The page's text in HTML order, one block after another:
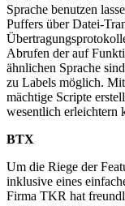
Sprache benutzen
Puffers über Datei-
Abrufen der auf
ähnlichen Sprache
zu Labels möglich.
mächtige Scripte
wesentlich erleichtern
BTX
Um die Riege der
inklusive eines
Firma TKR hat